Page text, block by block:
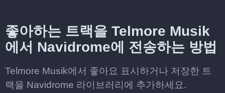
좋아하는 트랙을 Telmore Musik
에서 Navidrome에 전송하는 방법
Telmore Musik에서 좋아요 표시하거나 저장한 트
랙을 Navidrome 라이브러리에 추가하세요.